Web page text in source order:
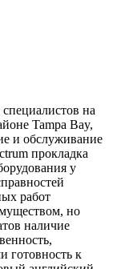
на
Tampa Bay,
и обслуживание
прокладка
у
работ
но
наличие
готовность к